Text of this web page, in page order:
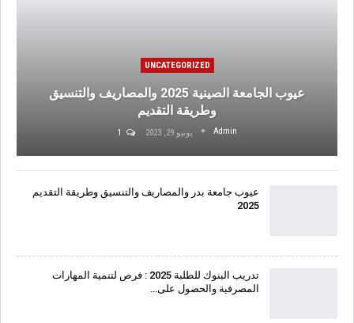
UNCATEGORIZED
عيوب الجامعة الصينية 2025 والمصاريف والتنسيق
وطريقة التقديم
Admin يونيو 29, 2023
عيوب جامعة بدر والمصاريف والتنسيق وطريقة التقديم
2025
تدريب البنوك للطلبة 2025 : فرص لتنمية المهارات
المصرفية والحصول على…